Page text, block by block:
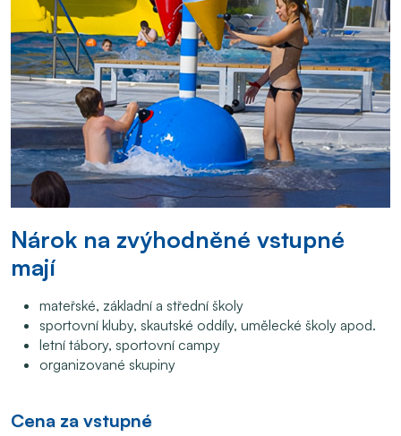
Nárok na zvýhodněné vstupné
mají
mateřské, základní a střední školy
sportovní kluby, skautské oddíly, umělecké školy apod.
letní tábory, sportovní campy
organizované skupiny
Cena za vstupné